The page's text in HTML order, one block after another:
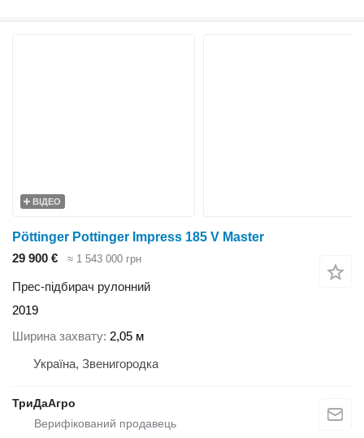
ВІДЕО
Pöttinger Pottinger Impress 185 V Master
29 900 €
≈ 1 543 000 грн
Прес-підбирач рулонний
2019
Ширина захвату 2,05 м
Україна, Звенигородка
ТриДаАгро